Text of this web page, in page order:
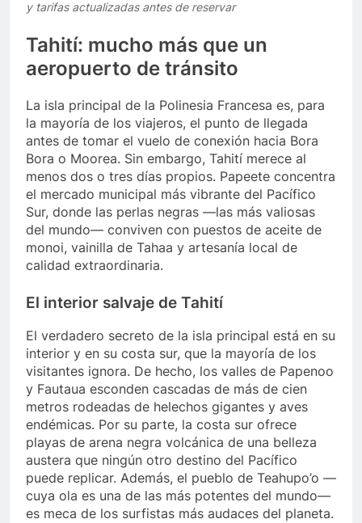
y tarifas actualizadas antes de reservar
Tahití: mucho más que un
aeropuerto de tránsito
La isla principal de la Polinesia Francesa es, para
la mayoría de los viajeros, el punto de llegada
antes de tomar el vuelo de conexión hacia Bora
Bora o Moorea. Sin embargo, Tahití merece al
menos dos o tres días propios. Papeete concentra
el mercado municipal más vibrante del Pacífico
Sur, donde las perlas negras —las más valiosas
del mundo— conviven con puestos de aceite de
monoi, vainilla de Tahaa y artesanía local de
calidad extraordinaria.
El interior salvaje de Tahití
El verdadero secreto de la isla principal está en su
interior y en su costa sur, que la mayoría de los
visitantes ignora. De hecho, los valles de Papenoo
y Fautaua esconden cascadas de más de cien
metros rodeadas de helechos gigantes y aves
endémicas. Por su parte, la costa sur ofrece
playas de arena negra volcánica de una belleza
austera que ningún otro destino del Pacífico
puede replicar. Además, el pueblo de Teahupo’o —
cuya ola es una de las más potentes del mundo—
es meca de los surfistas más audaces del planeta.